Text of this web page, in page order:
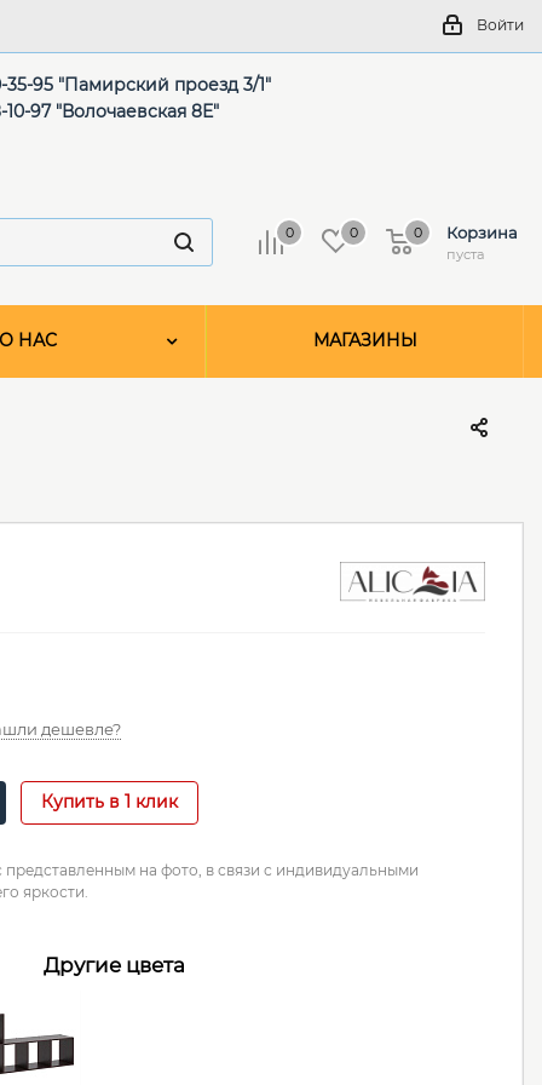
Войти
35-95 "Памирский проезд 3/1"
10-97 "Волочаевская 8Е"
0 0 Корзина
пуста
0
О НАС МАГАЗИНЫ
дешевле?
Купить в 1 клик
представленным на фото, в связи с индивидуальными
яркости.
Другие цвета